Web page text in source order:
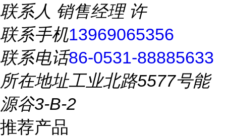
联系人 销售经理 许
联系手机13969065356
联系电话86-0531-88885633
所在地址工业北路5577号能
源谷3-B-2
推荐产品